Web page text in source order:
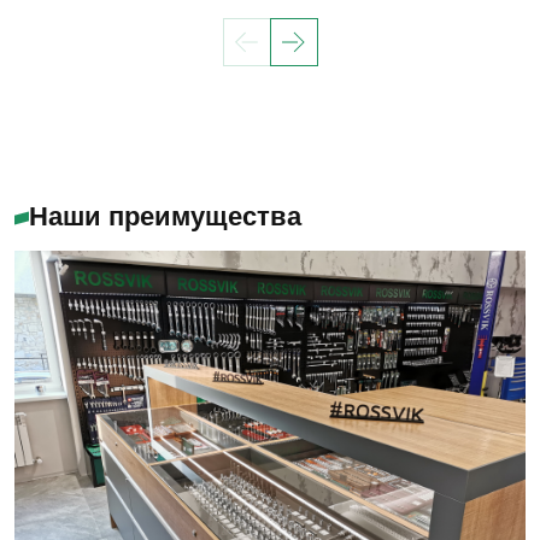
Наши преимущества